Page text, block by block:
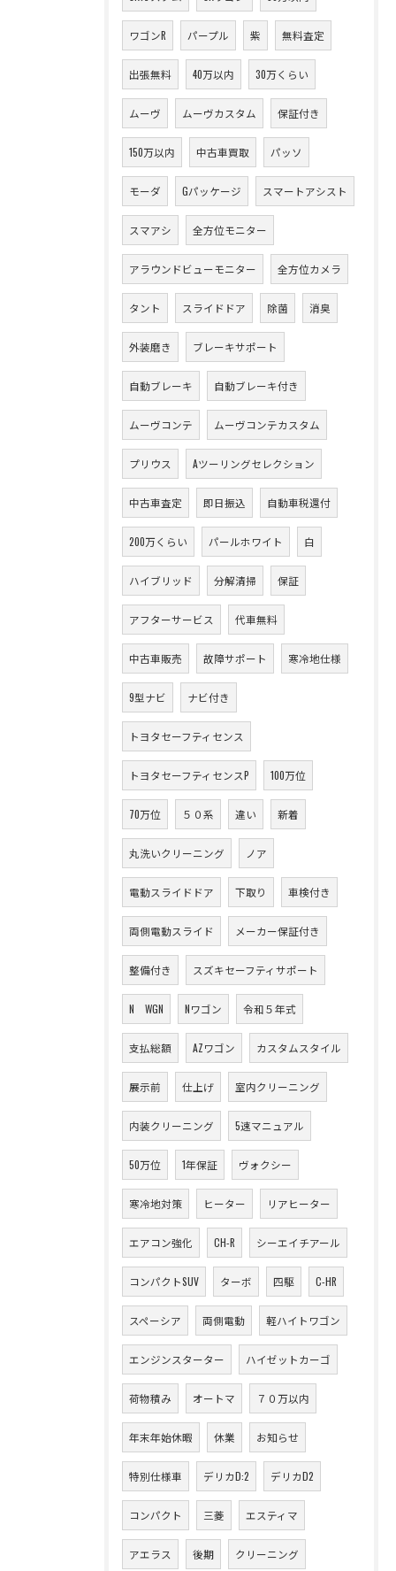
ワゴンR パープル 紫 無料査定
出張無料 40万以内 30万くらい
ムーヴ ムーヴカスタム 保証付き
150万以内 中古車買取 パッソ
モーダ Gパッケージ スマートアシスト
スマアシ 全方位モニター
アラウンドビューモニター 全方位カメラ
タント スライドドア 除菌 消臭
外装磨き ブレーキサポート
自動ブレーキ 自動ブレーキ付き
ムーヴコンテ ムーヴコンテカスタム
プリウス Aツーリングセレクション
中古車査定 即日振込 自動車税還付
200万くらい パールホワイト 白
ハイブリッド 分解清掃 保証
アフターサービス 代車無料
中古車販売 故障サポート 寒冷地仕様
9型ナビ ナビ付き
トヨタセーフティセンス
トヨタセーフティセンスP 100万位
70万位 ５０系 違い 新着
丸洗いクリーニング ノア
電動スライドドア 下取り 車検付き
両側電動スライド メーカー保証付き
整備付き スズキセーフティサポート
N WGN Nワゴン 令和５年式
支払総額 AZワゴン カスタムスタイル
展示前 仕上げ 室内クリーニング
内装クリーニング 5速マニュアル
50万位 1年保証 ヴォクシー
寒冷地対策 ヒーター リアヒーター
エアコン強化 CH-R シーエイチアール
コンパクトSUV ターボ 四駆 C-HR
スペーシア 両側電動 軽ハイトワゴン
エンジンスターター ハイゼットカーゴ
荷物積み オートマ ７０万以内
年末年始休暇 休業 お知らせ
特別仕様車 デリカD:2 デリカD2
コンパクト 三菱 エスティマ
アエラス 後期 クリーニング